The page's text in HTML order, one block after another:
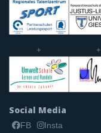
+ +
Social Media
FB Insta